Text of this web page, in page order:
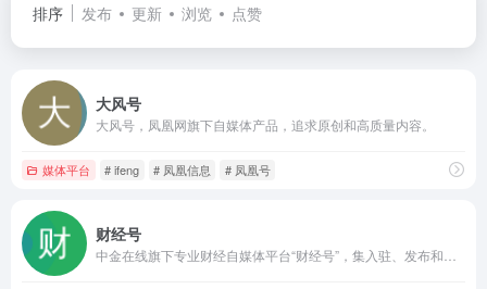
排序 发布 更新 浏览 点赞
大风号
大风号，凤凰网旗下自媒体产品，追求原创和高质量内容。
媒体平台 # ifeng # 凤凰信息 # 凤凰号
财经号